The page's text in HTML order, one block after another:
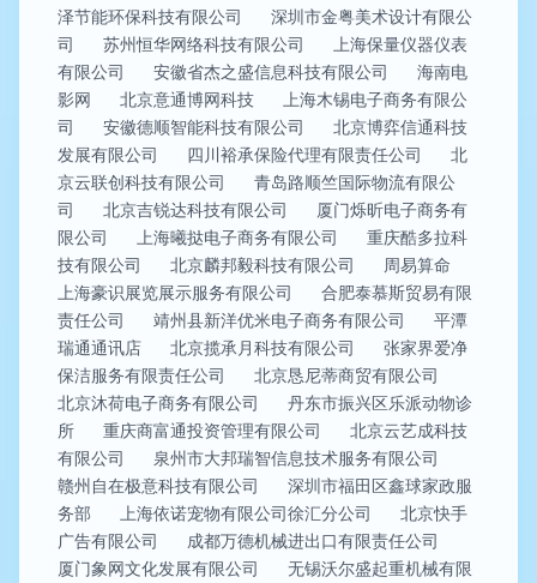
泽节能环保科技有限公司
深圳市金粤美术设计有限公
司
苏州恒华网络科技有限公司
上海保量仪器仪表
有限公司
安徽省杰之盛信息科技有限公司
海南电
影网
北京意通博网科技
上海木锡电子商务有限公
司
安徽德顺智能科技有限公司
北京博弈信通科技
发展有限公司
四川裕承保险代理有限责任公司
北
京云联创科技有限公司
青岛路顺竺国际物流有限公
司
北京吉锐达科技有限公司
厦门烁昕电子商务有
限公司
上海曦挞电子商务有限公司
重庆酷多拉科
技有限公司
北京麟邦毅科技有限公司
周易算命
上海豪识展览展示服务有限公司
合肥泰慕斯贸易有限
责任公司
靖州县新洋优米电子商务有限公司
平潭
瑞通通讯店
北京揽承月科技有限公司
张家界爱净
保洁服务有限责任公司
北京恳尼蒂商贸有限公司
北京沐荷电子商务有限公司
丹东市振兴区乐派动物诊
所
重庆商富通投资管理有限公司
北京云艺成科技
有限公司
泉州市大邦瑞智信息技术服务有限公司
赣州自在极意科技有限公司
深圳市福田区鑫球家政服
务部
上海依诺宠物有限公司徐汇分公司
北京快手
广告有限公司
成都万德机械进出口有限责任公司
厦门象网文化发展有限公司
无锡沃尔盛起重机械有限